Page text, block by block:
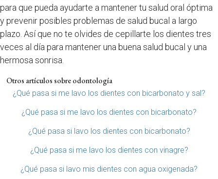
para que pueda ayudarte a mantener tu salud oral óptima
y prevenir posibles problemas de salud bucal a largo
plazo. Así que no te olvides de cepillarte los dientes tres
veces al día para mantener una buena salud bucal y una
hermosa sonrisa.
Otros artículos sobre odontología
¿Qué pasa si me lavo los dientes con bicarbonato y sal?
¿Qué pasa si me lavo los dientes con bicarbonato?
¿Qué pasa si lavo los dientes con bicarbonato?
¿Qué pasa si me lavo los dientes con vinagre?
¿Qué pasa si lavo mis dientes con agua oxigenada?